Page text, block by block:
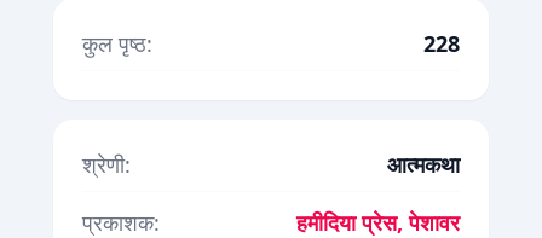
कुल पृष्ठ: 228
श्रेणी:
आत्मकथा
प्रकाशक:
हमीदिया प्रेस, पेशावर